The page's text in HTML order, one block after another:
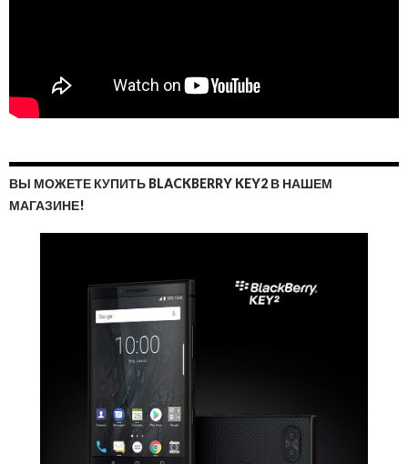
ВЫ МОЖЕТЕ КУПИТЬ BLACKBERRY KEY2 В НАШЕМ
МАГАЗИНЕ!